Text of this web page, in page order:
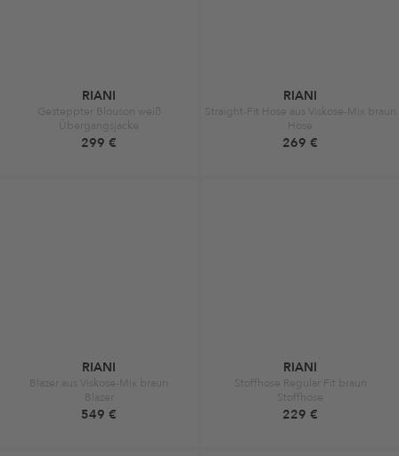
RIANI
Gesteppter Blouson weiß
Übergangsjacke
299 €
RIANI
Straight-Fit Hose aus Viskose-Mix braun
Hose
269 €
RIANI
Blazer aus Viskose-Mix braun
Blazer
549 €
RIANI
Stoffhose Regular Fit braun
Stoffhose
229 €